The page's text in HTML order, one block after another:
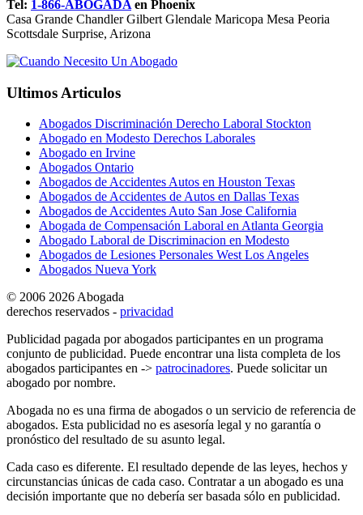
Tel: 1-866-ABOGADA en Phoenix
Casa Grande Chandler Gilbert Glendale Maricopa Mesa Peoria
Scottsdale Surprise, Arizona
Ultimos Articulos
Abogados Discriminación Derecho Laboral Stockton
Abogado en Modesto Derechos Laborales
Abogado en Irvine
Abogados Ontario
Abogados de Accidentes Autos en Houston Texas
Abogados de Accidentes de Autos en Dallas Texas
Abogados de Accidentes Auto San Jose California
Abogada de Compensación Laboral en Atlanta Georgia
Abogado Laboral de Discriminacion en Modesto
Abogados de Lesiones Personales West Los Angeles
Abogados Nueva York
© 2006 2026 Abogada
derechos reservados - privacidad
Publicidad pagada por abogados participantes en un programa
conjunto de publicidad. Puede encontrar una lista completa de los
abogados participantes en -> patrocinadores. Puede solicitar un
abogado por nombre.
Abogada no es una firma de abogados o un servicio de referencia de
abogados. Esta publicidad no es asesoría legal y no garantía o
pronóstico del resultado de su asunto legal.
Cada caso es diferente. El resultado depende de las leyes, hechos y
circunstancias únicas de cada caso. Contratar a un abogado es una
decisión importante que no debería ser basada sólo en publicidad.